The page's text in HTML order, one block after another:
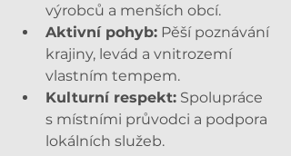
výrobců a menších obcí.
Aktivní pohyb: Pěší poznávání
krajiny, levád a vnitrozemí
vlastním tempem.
Kulturní respekt: Spolupráce
s místními průvodci a podpora
lokálních služeb.